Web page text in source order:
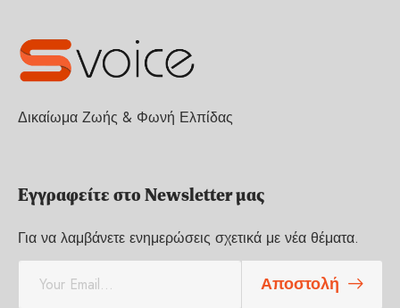
Δικαίωμα Ζωής & Φωνή Ελπίδας
Εγγραφείτε στο Newsletter μας
Για να λαμβάνετε ενημερώσεις σχετικά με νέα θέματα.
Αποστολή